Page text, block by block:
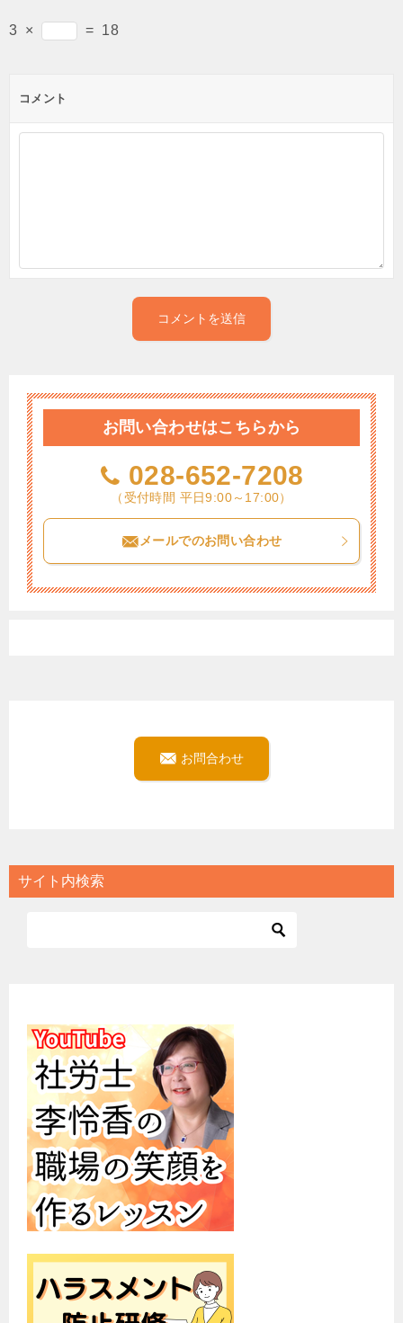
3 × = 18
コメント
お問い合わせはこちらから
028-652-7208
（受付時間 平日9:00～17:00）
メールでのお問い合わせ
お問合わせ
サイト内検索